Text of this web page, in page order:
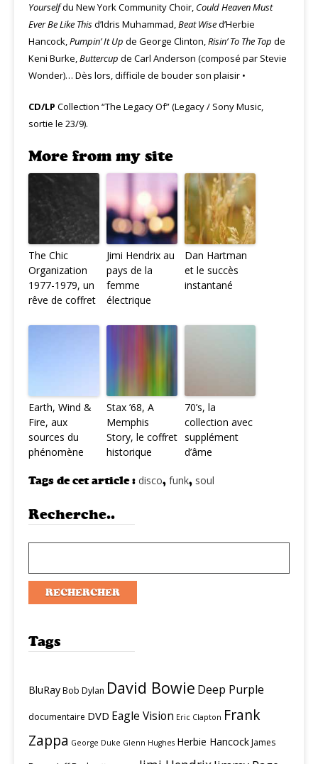
Yourselfdu New York Community Choir, Could Heaven Must
Ever Be Like Thisd’Idris Muhammad,Beat Wised’Herbie
Hancock,Pumpin’ It Up de George Clinton,Risin’ To The Top de
Keni Burke,Buttercup de Carl Anderson (composé par Stevie
Wonder)… Dès lors, difficile de bouder son plaisir •
CD/LP Collection “The Legacy Of” (Legacy / Sony Music,
sortie le 23/9).
More from my site
The Chic
Organization
1977-1979, un
rêve de coffret
Jimi Hendrix au
pays de la
femme
électrique
Dan Hartman
et le succès
instantané
Earth, Wind &
Fire, aux
sources du
phénomène
Stax ’68, A
Memphis
Story, le coffret
historique
70’s, la
collection avec
supplément
d’âme
Tags de cet article : disco, funk, soul
Recherche..
Tags
BluRayBob Dylan David Bowie Deep Purple
documentaire DVD Eagle Vision Eric Clapton Frank
Zappa George Duke Glenn Hughes Herbie HancockJames